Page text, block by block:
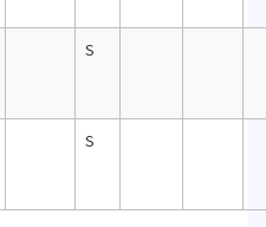
S
S